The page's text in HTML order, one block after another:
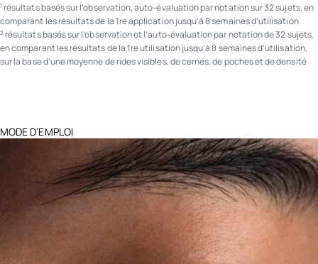
1 résultats basés sur l’observation, auto-évaluation par notation sur 32 sujets, en
comparant les résultats de la 1re application jusqu’à 8 semaines d’utilisation
2 résultats basés sur l’observation et l’auto-évaluation par notation de 32 sujets,
en comparant les résultats de la 1re utilisation jusqu’à 8 semaines d’utilisation,
sur la base d’une moyenne de rides visibles, de cernes, de poches et de densité
MODE D’EMPLOI